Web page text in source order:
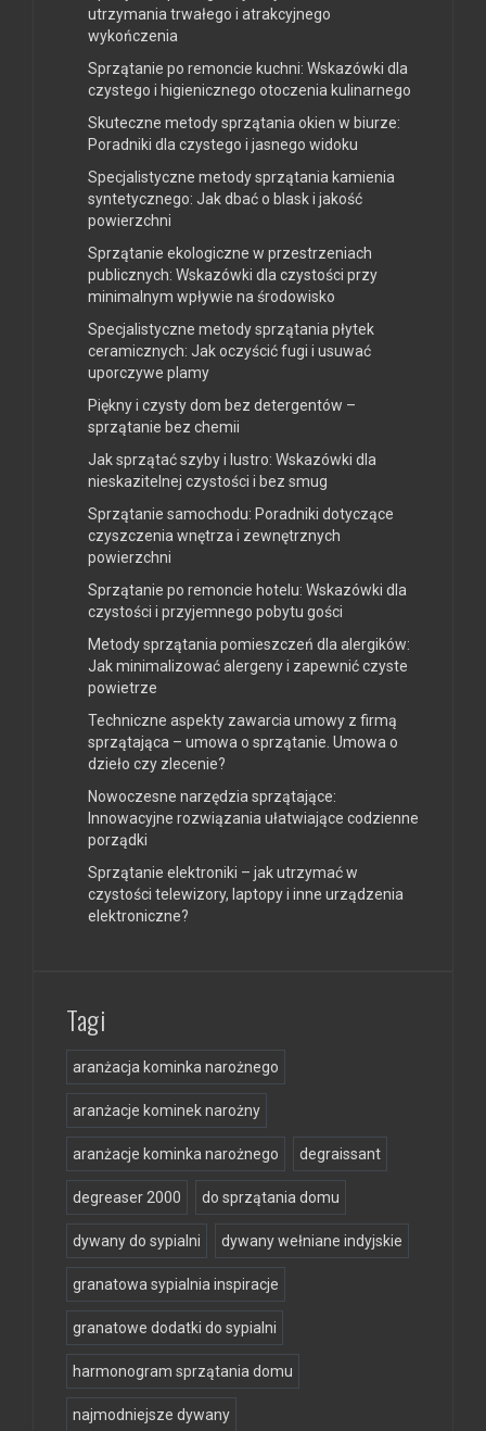
utrzymania trwałego i atrakcyjnego
wykończenia
Sprzątanie po remoncie kuchni: Wskazówki dla
czystego i higienicznego otoczenia kulinarnego
Skuteczne metody sprzątania okien w biurze:
Poradniki dla czystego i jasnego widoku
Specjalistyczne metody sprzątania kamienia
syntetycznego: Jak dbać o blask i jakość
powierzchni
Sprzątanie ekologiczne w przestrzeniach
publicznych: Wskazówki dla czystości przy
minimalnym wpływie na środowisko
Specjalistyczne metody sprzątania płytek
ceramicznych: Jak oczyścić fugi i usuwać
uporczywe plamy
Piękny i czysty dom bez detergentów –
sprzątanie bez chemii
Jak sprzątać szyby i lustro: Wskazówki dla
nieskazitelnej czystości i bez smug
Sprzątanie samochodu: Poradniki dotyczące
czyszczenia wnętrza i zewnętrznych
powierzchni
Sprzątanie po remoncie hotelu: Wskazówki dla
czystości i przyjemnego pobytu gości
Metody sprzątania pomieszczeń dla alergików:
Jak minimalizować alergeny i zapewnić czyste
powietrze
Techniczne aspekty zawarcia umowy z firmą
sprzątająca – umowa o sprzątanie. Umowa o
dzieło czy zlecenie?
Nowoczesne narzędzia sprzątające:
Innowacyjne rozwiązania ułatwiające codzienne
porządki
Sprzątanie elektroniki – jak utrzymać w
czystości telewizory, laptopy i inne urządzenia
elektroniczne?
Tagi
aranżacja kominka narożnego
aranżacje kominek narożny
aranżacje kominka narożnego degraissant
degreaser 2000 do sprzątania domu
dywany do sypialni dywany wełniane indyjskie
granatowa sypialnia inspiracje
granatowe dodatki do sypialni
harmonogram sprzątania domu
najmodniejsze dywany